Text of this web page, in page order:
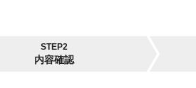
STEP2
内容確認